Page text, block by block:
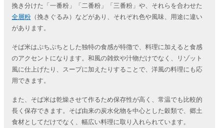
挽き分けた「一番粉」「二番粉」「三番粉」や、それらを合わせた
全層粉 （挽きぐるみ）などがあり、それぞれ色や風味、用途に違い
があります。
そば米はぷちぷちとした独特の食感が特徴で、料理に加えると食感
のアクセントになります。和風の雑炊や汁物だけでなく、リゾット
風に仕上げたり、スープに加えたりすることで、洋風の料理にも応
用できます。
また、そば米は乾燥させて作るため保存性が高く、常温でも比較的
長く保存できます。そば由来の炭水化物を中心とした穀類で、郷土
食材としてだけでなく、幅広い料理に取り入れられています。